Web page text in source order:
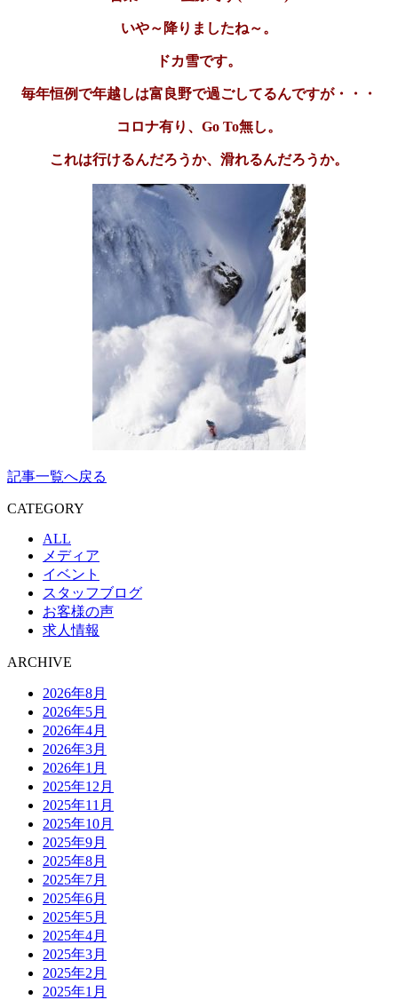
いや～降りましたね～。
ドカ雪です。
毎年恒例で年越しは富良野で過ごしてるんですが・・・
コロナ有り、Go To無し。
これは行けるんだろうか、滑れるんだろうか。
記事一覧へ戻る
CATEGORY
ALL
メディア
イベント
スタッフブログ
お客様の声
求人情報
ARCHIVE
2026年8月
2026年5月
2026年4月
2026年3月
2026年1月
2025年12月
2025年11月
2025年10月
2025年9月
2025年8月
2025年7月
2025年6月
2025年5月
2025年4月
2025年3月
2025年2月
2025年1月